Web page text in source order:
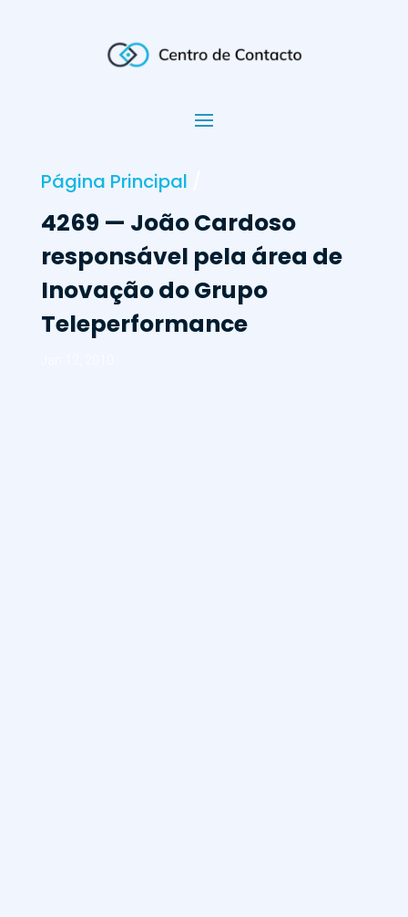
Página Principal
4269 — João Cardoso
responsável pela área de
Inovação do Grupo
Teleperformance